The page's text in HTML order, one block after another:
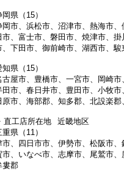
岡県（15）
岡市、浜松市、沼津市、熱海市、
市、富士市、磐田市、焼津市、掛
、下田市、御前崎市、湖西市、駿
知県（15）
古屋市、豊橋市、一宮市、岡崎市
田市、春日井市、豊田市、小牧市
原市、海部郡、知多郡、北設楽郡
直工店所在地
近畿地区
重県（11）
市、四日市市、伊勢市、松阪市、
市、いなべ市、志摩市、尾鷲市、
婁郡